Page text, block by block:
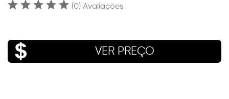
(0) Avaliações
VER PREÇO